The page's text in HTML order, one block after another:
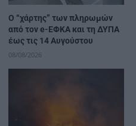
Ο “χάρτης” των πληρωμών
από τον e-ΕΦΚΑ και τη ΔΥΠΑ
έως τις 14 Αυγούστου
08/08/2026